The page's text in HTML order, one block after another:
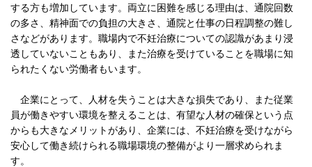
する方も増加しています。両立に困難を感じる理由は、通院回数
の多さ、精神面での負担の大きさ、通院と仕事の日程調整の難し
さなどがあります。職場内で不妊治療についての認識があまり浸
透していないこともあり、また治療を受けていることを職場に知
られたくない労働者もいます。
企業にとって、人材を失うことは大きな損失であり、また従業
員が働きやすい環境を整えることは、有望な人材の確保という点
からも大きなメリットがあり、企業には、不妊治療を受けながら
安心して働き続けられる職場環境の整備がより一層求められま
す。